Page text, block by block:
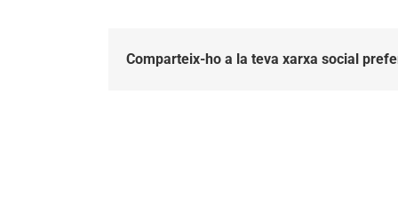
Comparteix-ho a la teva xarxa social